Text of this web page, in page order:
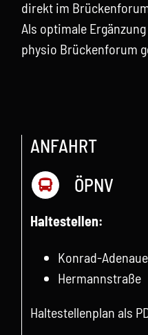
direkt im
Als optimale
physio Brückenforum
ANFAHRT
ÖPNV
Haltestellen:
Konrad-
Hermannstraße
Haltestellenplan als